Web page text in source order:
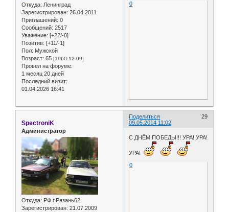
Откуда: Ленинград
Зарегистрирован: 26.04.2011
Приглашений: 0
Сообщений: 2517
Уважение: [+22/-0]
Позитив: [+11/-1]
Пол: Мужской
Возраст: 65 [1960-12-09]
Провел на форуме:
1 месяц 20 дней
Последний визит:
01.04.2026 16:41
0
Поделиться
29
09.05.2014 11:02
SpectroniK
Администратор
Откуда: РФ г.Рязань62
Зарегистрирован: 21.07.2009
С ДНЁМ ПОБЕДЫ!!! УРА! УРА!
УРА!
0